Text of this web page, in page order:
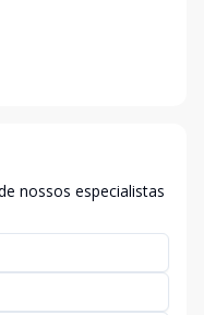
nossos especialistas